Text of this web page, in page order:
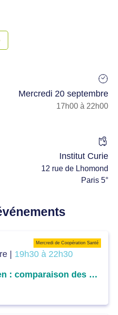
Mercredi 20 septembre
17h00 à 22h00
Institut Curie
12 rue de Lhomond
Paris 5°
| 19h30 à 22h30
Mercredi de Coopération Santé
Benchmark européen : comparaison des différents systèmes de santé européens dans l’accès aux soins